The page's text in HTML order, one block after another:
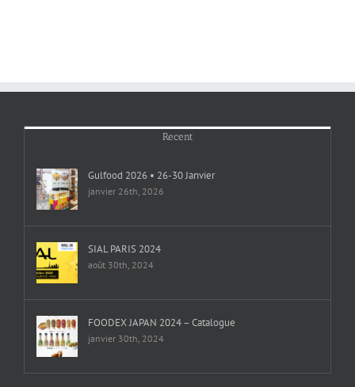
Recent
Gulfood 2026 • 26-30 Janvier
janvier 26th, 2026
SIAL PARIS 2024
août 30th, 2024
FOODEX JAPAN 2024 – Catalogue
janvier 30th, 2024